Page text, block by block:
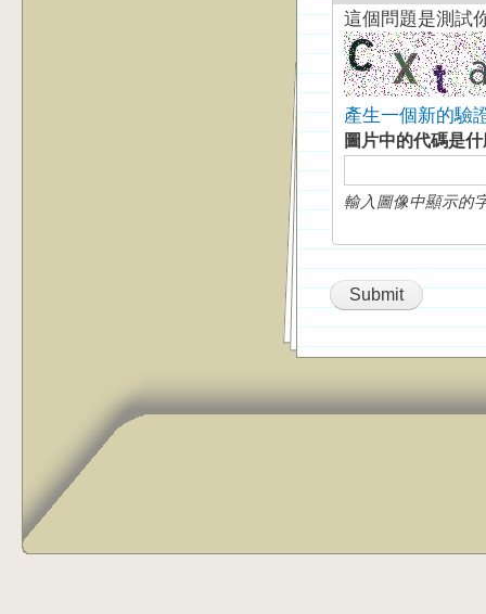
這個問題是測試
產生一個新的驗
圖片中的代碼是
輸入圖像中顯示的